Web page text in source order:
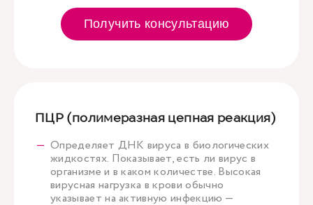
Получить консультацию
ПЦР (полимеразная цепная реакция)
Определяет ДНК вируса в биологических
жидкостях. Показывает, есть ли вирус в
организме и в каком количестве. Высокая
вирусная нагрузка в крови обычно
указывает на активную инфекцию —